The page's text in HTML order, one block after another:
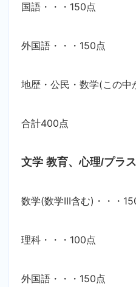
国語・・・150点
外国語・・・150点
地歴・公民・数学(この中
合計400点
文学 教育、心理/プラス
数学(数学III含む)・・・
理科・・・100点
外国語・・・150点